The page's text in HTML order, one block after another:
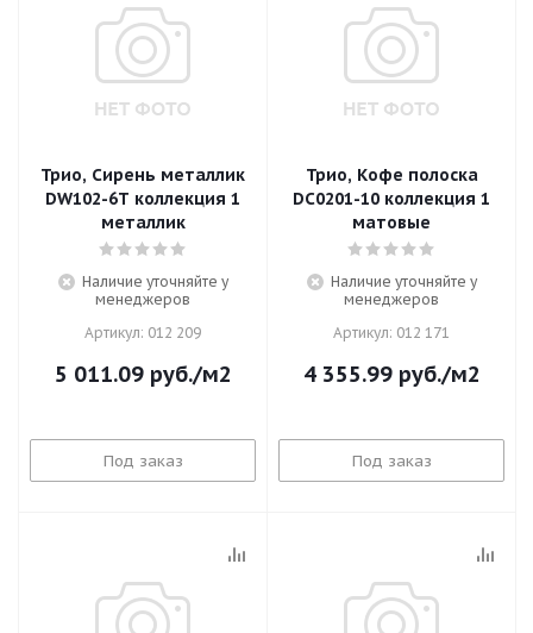
Трио, Сирень металлик
DW102-6T коллекция 1
металлик
Наличие уточняйте у
менеджеров
Артикул: 012 209
5 011.09руб./м2
Под заказ
Трио, Кофе полоска
DC0201-10 коллекция 1
матовые
Наличие уточняйте у
менеджеров
Артикул: 012 171
4 355.99руб./м2
Под заказ